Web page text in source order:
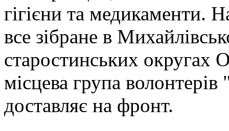
гігієни та
все зібране в
старостинських округах
місцева група
доставляє на фронт.